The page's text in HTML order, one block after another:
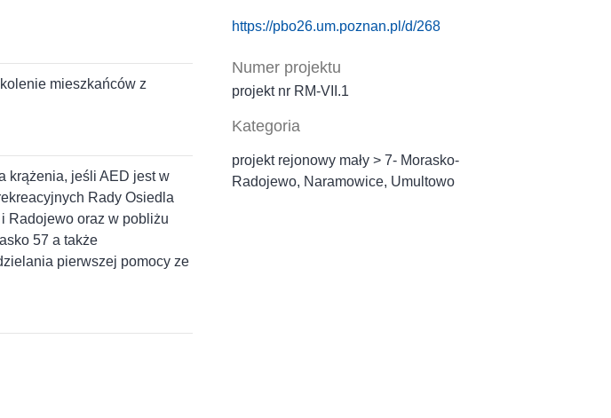
mieszkańców z
krążenia, jeśli AED jest w
Rady Osiedla
Radojewo oraz w pobliżu
57 a także
pierwszej pomocy ze
https://pbo26.um.poznan.pl/d/268
Numer projektu
projekt nr RM‐VII.1
Kategoria
projekt rejonowy mały > 7- Morasko-
Radojewo, Naramowice, Umultowo